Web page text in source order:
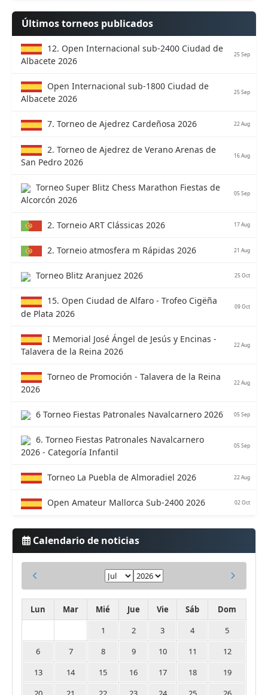
Últimos torneos publicados
12. Open Internacional sub-2400 Ciudad de
Albacete 2026
25 Sep
Open Internacional sub-1800 Ciudad de
Albacete 2026
25 Sep
7. Torneo de Ajedrez Cardeñosa 2026 22 Aug
2. Torneo de Ajedrez de Verano Arenas de
San Pedro 2026
16 Aug
Torneo Super Blitz Chess Marathon Fiestas de
Alcorcón 2026
05 Sep
2. Torneio ART Clássicas 2026 17 Aug
2. Torneio atmosfera m Rápidas 2026 21 Aug
Torneo Blitz Aranjuez 2026 25 Oct
15. Open Ciudad de Alfaro - Trofeo Cigëña
de Plata 2026
09 Oct
I Memorial José Ángel de Jesús y Encinas -
Talavera de la Reina 2026
22 Aug
Torneo de Promoción - Talavera de la Reina
2026
22 Aug
6 Torneo Fiestas Patronales Navalcarnero 2026 05 Sep
6. Torneo Fiestas Patronales Navalcarnero
2026 - Categoría Infantil
05 Sep
Torneo La Puebla de Almoradiel 2026 22 Aug
Open Amateur Mallorca Sub-2400 2026 02 Oct
Calendario de noticias
Lun Mar Mié Jue Vie Sáb
Dom
1
2 3 4
5
6
7 8 9 10 11
12
13
14 15 16 17 18
19